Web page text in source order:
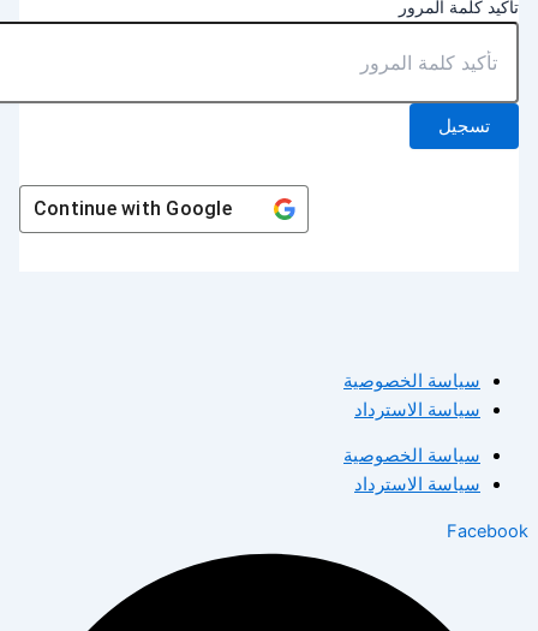
كلمة المرور
تسجيل
Continue withGoogle
سياسة الخصوصية
سياسة الاسترداد
سياسة الخصوصية
سياسة الاسترداد